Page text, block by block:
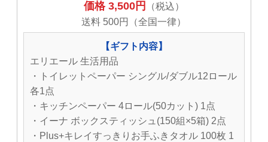
価格 3,500円
（税込）
送料 500円（全国一律）
【ギフト内容】
エリエール 生活用品
・トイレットペーパー シングル/ダブル12ロール
各1点
・キッチンペーパー 4ロール(50カット) 1点
・イーナ ボックスティッシュ(150組×5箱) 2点
・Plus+キレイすっきりお手ふきタオル 100枚 1